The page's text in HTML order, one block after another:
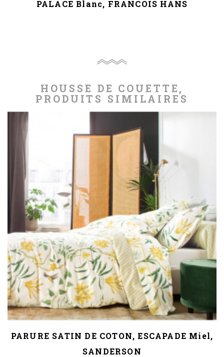
PALACE Blanc, FRANCOIS HANS
HOUSSE DE COUETTE,
PRODUITS SIMILAIRES
PARURE SATIN DE COTON, ESCAPADE Miel,
SANDERSON